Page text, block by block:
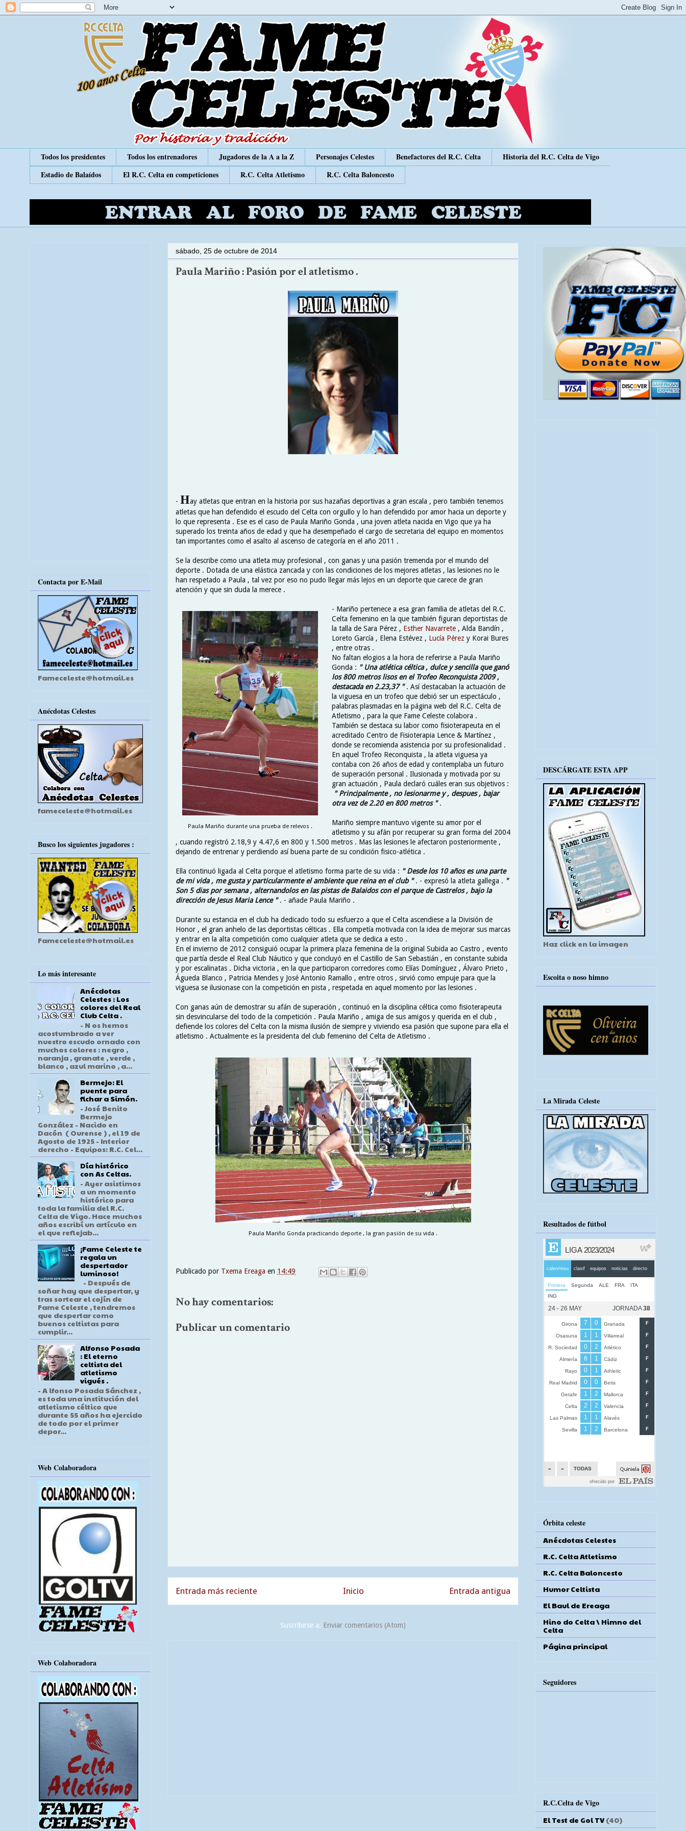
Todos los presidentes Todos los entrenadores Jugadores de la A a la Z Personajes Celestes Benefactores del R.C. Celta
Historia del R.C. Celta de Vigo
Estadio de Balaídos
El R.C. Celta en competiciones R.C. Celta Atletismo R.C. Celta Baloncesto
sábado, 25 de octubre de 2014
Paula Mariño : Pasión por el atletismo .
- Hay atletas que entran en la historia por sus hazañas deportivas a gran escala , pero también tenemos
atletas que han defendido el escudo del Celta con orgullo y lo han defendido por amor hacia un deporte y
lo que representa . Ese es el caso de Paula Mariño Gonda , una joven atleta nacida en Vigo que ya ha
superado los treinta años de edad y que ha desempeñado el cargo de secretaria del equipo en momentos
tan importantes como el asalto al ascenso de categoría en el año 2011 .
Se la describe como una atleta muy profesional , con ganas y una pasión tremenda por el mundo del
deporte . Dotada de una elástica zancada y con las condiciones de los mejores atletas , las lesiones no le
han respetado a Paula , tal vez por eso no pudo llegar más lejos en un deporte que carece de gran
atención y que sin duda la merece .
Paula Mariño durante una prueba de relevos .
- Mariño pertenece a esa gran familia de atletas del R.C.
Celta femenino en la que también figuran deportistas de
la talla de Sara Pérez , Esther Navarrete , Alda Bandín ,
Loreto García , Elena Estévez , Lucía Pérez y Korai Bures
, entre otras .
No faltan elogios a la hora de referirse a Paula Mariño
Gonda : " Una atlética céltica , dulce y sencilla que ganó
los 800 metros lisos en el Trofeo Reconquista 2009 ,
destacada en 2.23,37 ". Así destacaban la actuación de
la viguesa en un trofeo que debió ser un espectáculo ,
palabras plasmadas en la página web del R.C. Celta de
Atletismo , para la que Fame Celeste colabora .
También se destaca su labor como fisioterapeuta en el
acreditado Centro de Fisioterapia Lence & Martínez ,
donde se recomienda asistencia por su profesionalidad .
En aquel Trofeo Reconquista , la atleta viguesa ya
contaba con 26 años de edad y contemplaba un futuro
de superación personal . Ilusionada y motivada por su
gran actuación , Paula declaró cuáles eran sus objetivos :
" Principalmente , no lesionarme y , despues , bajar
otra vez de 2.20 en 800 metros ".
Mariño siempre mantuvo vigente su amor por el
atletismo y su afán por recuperar su gran forma del 2004
, cuando registró 2.18,9 y 4.47,6 en 800 y 1.500 metros . Mas las lesiones le afectaron posteriormente ,
dejando de entrenar y perdiendo así buena parte de su condición fisico-atlética .
Ella continuó ligada al Celta porque el atletismo forma parte de su vida : " Desde los 10 años es una parte
de mi vida , me gusta y particularmente el ambiente que reina en el club ". - expresó la atleta gallega . "
Son 5 dias por semana , alternandolos en las pistas de Balaidos con el parque de Castrelos , bajo la
dirección de Jesus Maria Lence ". - añade Paula Mariño .
Durante su estancia en el club ha dedicado todo su esfuerzo a que el Celta ascendiese a la División de
Honor , el gran anhelo de las deportistas célticas . Ella competía motivada con la idea de mejorar sus marcas
y entrar en la alta competición como cualquier atleta que se dedica a esto .
En el invierno de 2012 consiguió ocupar la primera plaza femenina de la original Subida ao Castro , evento
que partía desde el Real Club Náutico y que concluyó en el Castillo de San Sebastián , en constante subida
y por escalinatas . Dicha victoria , en la que participaron corredores como Elías Domínguez , Álvaro Prieto ,
Águeda Blanco , Patricia Mendes y José Antonio Ramallo , entre otros , sirvió como empuje para que la
viguesa se ilusionase con la competición en pista , respetada en aquel momento por las lesiones .
Con ganas aún de demostrar su afán de superación , continuó en la disciplina céltica como fisioterapeuta
sin desvincularse del todo de la competición . Paula Mariño , amiga de sus amigos y querida en el club ,
defiende los colores del Celta con la misma ilusión de siempre y viviendo esa pasión que supone para ella el
atletismo . Actualmente es la presidenta del club femenino del Celta de Atletismo .
Paula Mariño Gonda practicando deporte , la gran pasión de su vida .
Publicado por Txema Ereaga en 14:49
No hay comentarios:
Publicar un comentario
Entrada más reciente Entrada antigua
Inicio
Suscribirse a: Enviar comentarios (Atom)
Contacta por E-Mail
Fameceleste@hotmail.es
Anécdotas Celestes
fameceleste@hotmail.es
Busco los siguientes jugadores :
Fameceleste@hotmail.es
Lo más interesante
Anécdotas
Celestes : Los
colores del Real
Club Celta .
- N os hemos
acostumbrado a ver
nuestro escudo ornado con
muchos colores : negro ,
naranja , granate , verde ,
blanco , azul marino , a...
Bermejo: El
puente para
fichar a Simón.
- José Benito
Bermejo
González - Nacido en
Dacón ( Ourense ) , el 19 de
Agosto de 1925 - Interior
derecho - Equipos: R.C. Cel...
Día histórico
con As Celtas.
- Ayer asistimos
a un momento
histórico para
toda la familia del R.C.
Celta de Vigo. Hace muchos
años escribí un artículo en
el que reflejab...
¡Fame Celeste te
regala un
despertador
luminoso!
- Después de
soñar hay que despertar, y
tras sortear el cojín de
Fame Celeste , tendremos
que despertar como
buenos celtistas para
cumplir...
Alfonso Posada
: El eterno
celtista del
atletismo
vigués .
- A lfonso Posada Sánchez ,
es toda una institución del
atletismo céltico que
durante 55 años ha ejercido
de todo por el primer
depor...
Web Colaboradora
Web Colaboradora
DESCÁRGATE ESTA APP
Haz click en la imagen
Escoita o noso himno
La Mirada Celeste
Resultados de fútbol
Órbita celeste
Anécdotas Celestes
R.C. Celta Atletismo
R.C. Celta Baloncesto
Humor Celtista
El Baul de Ereaga
Hino do Celta \ Himno del
Celta
Página principal
Seguidores
R.C.Celta de Vigo
El Test de Gol TV (40)